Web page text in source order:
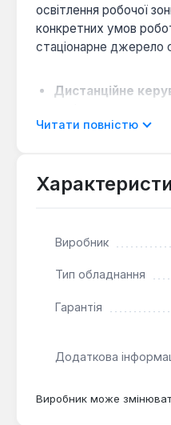
освітлення робочої
конкретних умов
стаціонарне джерело
Дистанційне
Функція
умовах
Прожектор Scangrip
придатним для
Читати повністю
Виробник
Тип обладнання
Гарантія
Додаткова
Виробник може